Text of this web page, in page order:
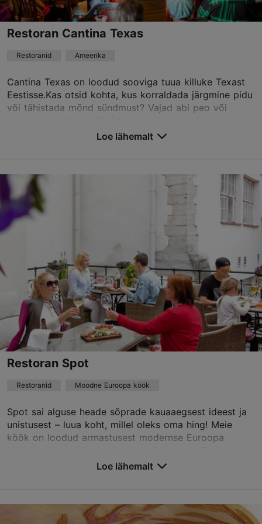
+372 6279020
TripAdvisor Traveler hinnang
põhineb7158 hinnangul
Restoran Cantina Texas
Restoranid Ameerika
Cantina Texas on loodud sooviga tuua killuke Texast
Eestisse.Kas otsid kohta, kus korraldada järgmine pidu
või tähistada mõnd sündmust? Vajad abi peo või
Pikk tn 45, Tallinn
Vanalinn
Restoranid, Ameerika
booking@texas.ee
+372 6311755
Broneeri
TripAdvisor Traveler hinnang
Loe rohkem arvustusi TripAdvisorist
Loe lähemalt
Restoran Spot
Restoranid Moodne Euroopa köök
Spot sai alguse heade sõprade kauaaegsest ideest ja
unistusest – luua koht, millel oleks oma hing! Meie
köök on loodud armastusest modernse Euroopa
Viru tn 1, Tallinn
Loe lähemalt